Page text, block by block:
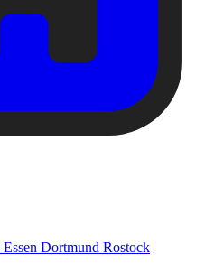
Essen Dortmund Rostock